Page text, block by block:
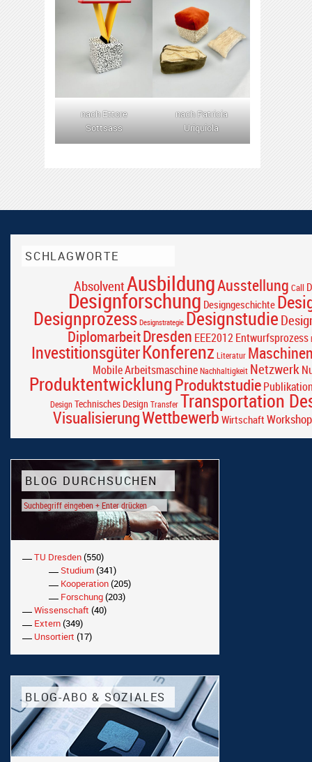
nach Ettore
Sottsass
nach Patricia
Uriquiola
SCHLAGWORTE
AbsolventAusbildungAusstellung Call
Designforschung Designgeschichte
Designprozess Designstrategie Designstudie
DiplomarbeitDresden EEE2012Entwurfsprozess
InvestitionsgüterKonferenzLiteratur
Mobile Arbeitsmaschine Nachhaltigkeit Netzwerk
ProduktentwicklungProduktstudie
DesignTechnisches Design Transfer Transportation
VisualisierungWettbewerb Wirtschaft Workshop
BLOG DURCHSUCHEN
TU Dresden(550)
Studium(341)
Kooperation(205)
Forschung(203)
Wissenschaft (40)
Extern(349)
Unsortiert (17)
BLOG-ABO & SOZIALES